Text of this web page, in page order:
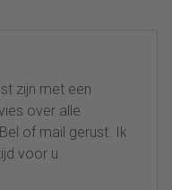
zijn met een
over alle
of mail gerust. Ik
voor u.